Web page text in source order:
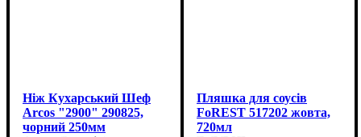
Ніж Кухарський Шеф
Arcos "2900" 290825,
чорний 250мм
Пляшка для соусів
FoREST 517202 жовта,
720мл